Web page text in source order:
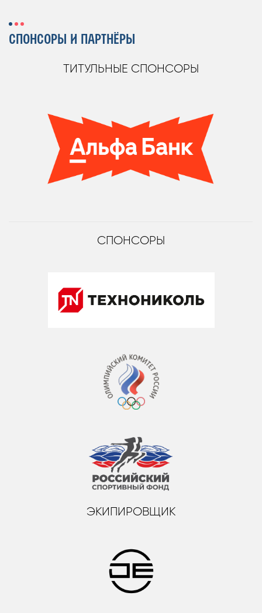
СПОНСОРЫ И ПАРТНЁРЫ
ТИТУЛЬНЫЕ СПОНСОРЫ
СПОНСОРЫ
ЭКИПИРОВЩИК